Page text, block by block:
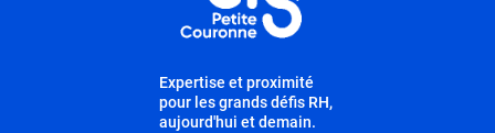
Expertise et proximité
pour les grands défis RH,
aujourd'hui et demain.